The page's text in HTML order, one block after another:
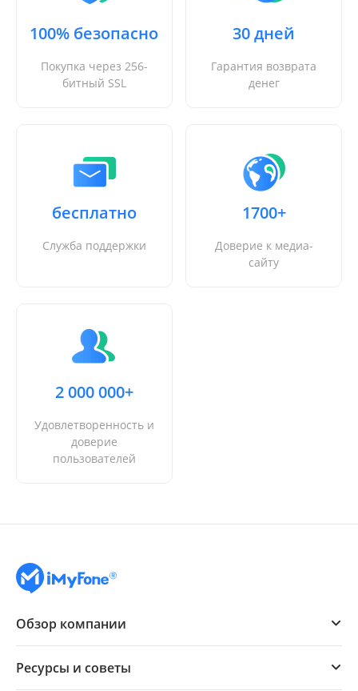
100% безопасно
Покупка через 256-
битный SSL
30 дней
Гарантия возврата
денег
бесплатно
Служба поддержки
1700+
Доверие к медиа-
сайту
2 000 000+
Удовлетворенность и
доверие
пользователей
Обзор компании
Ресурсы и советы